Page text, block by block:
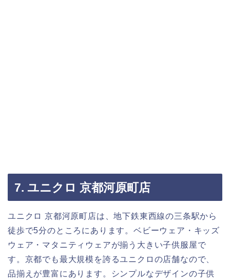
7. ユニクロ 京都河原町店
ユニクロ 京都河原町店は、地下鉄東西線の三条駅から
徒歩で5分のところにあります。ベビーウェア・キッズ
ウェア・マタニティウェアが揃う大きい子供服屋で
す。京都でも最大規模を誇るユニクロの店舗なので、
品揃えが豊富にあります。シンプルなデザインの子供